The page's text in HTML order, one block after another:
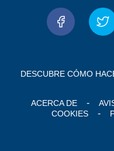
DESCUBRE CÓMO
ACERCA DE
COOKIES